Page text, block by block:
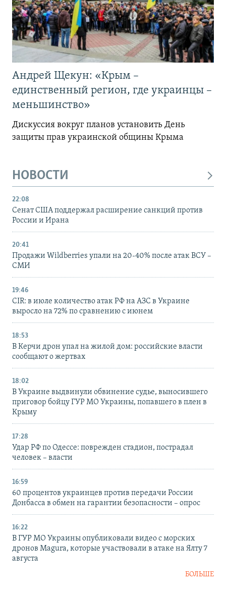
Андрей Щекун: «Крым –
единственный регион, где украинцы –
меньшинство»
Дискуссия вокруг планов установить День
защиты прав украинской общины Крыма
НОВОСТИ
22:08
Сенат США поддержал расширение санкций против
России и Ирана
20:41
Продажи Wildberries упали на 20-40% после атак ВСУ –
СМИ
19:46
CIR: в июле количество атак РФ на АЗС в Украине
выросло на 72% по сравнению с июнем
18:53
В Керчи дрон упал на жилой дом: российские власти
сообщают о жертвах
18:02
В Украине выдвинули обвинение судье, выносившего
приговор бойцу ГУР МО Украины, попавшего в плен в
Крыму
17:28
Удар РФ по Одессе: поврежден стадион, пострадал
человек – власти
16:59
60 процентов украинцев против передачи России
Донбасса в обмен на гарантии безопасности – опрос
16:22
В ГУР МО Украины опубликовали видео с морских
дронов Magura, которые участвовали в атаке на Ялту 7
августа
БОЛЬШЕ